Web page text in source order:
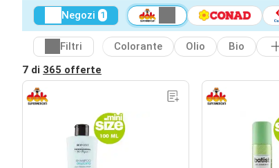
Negozi 1
Filtri Colorante Olio Bio
7 di 365 offerte